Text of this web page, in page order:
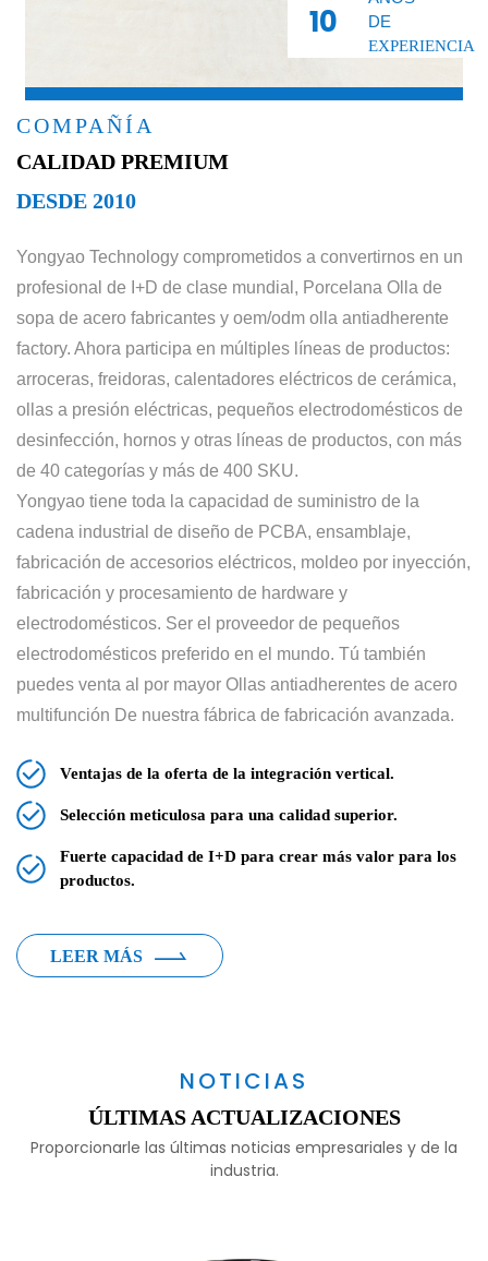
10
DE
EXPERIENCIA
COMPAÑÍA
CALIDAD PREMIUM
DESDE 2010
Yongyao Technology comprometidos a convertirnos en un
profesional de I+D de clase mundial, Porcelana Olla de
sopa de acero fabricantes y oem/odm olla antiadherente
factory. Ahora participa en múltiples líneas de productos:
arroceras, freidoras, calentadores eléctricos de cerámica,
ollas a presión eléctricas, pequeños electrodomésticos de
desinfección, hornos y otras líneas de productos, con más
de 40 categorías y más de 400 SKU.
Yongyao tiene toda la capacidad de suministro de la
cadena industrial de diseño de PCBA, ensamblaje,
fabricación de accesorios eléctricos, moldeo por inyección,
fabricación y procesamiento de hardware y
electrodomésticos. Ser el proveedor de pequeños
electrodomésticos preferido en el mundo. Tú también
puedes venta al por mayor Ollas antiadherentes de acero
multifunción De nuestra fábrica de fabricación avanzada.
Ventajas de la oferta de la integración vertical.
Selección meticulosa para una calidad superior.
Fuerte capacidad de I+D para crear más valor para los
productos.
LEER MÁS
NOTICIAS
ÚLTIMAS ACTUALIZACIONES
Proporcionarle las últimas noticias empresariales y de la
industria.